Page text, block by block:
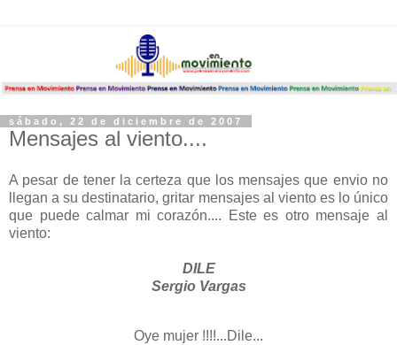
sábado, 22 de diciembre de 2007
Mensajes al viento....
A pesar de tener la certeza que los mensajes que envio no
llegan a su destinatario, gritar mensajes al viento es lo único
que puede calmar mi corazón.... Este es otro mensaje al
viento:
DILE
Sergio Vargas
Oye mujer !!!!...Dile...